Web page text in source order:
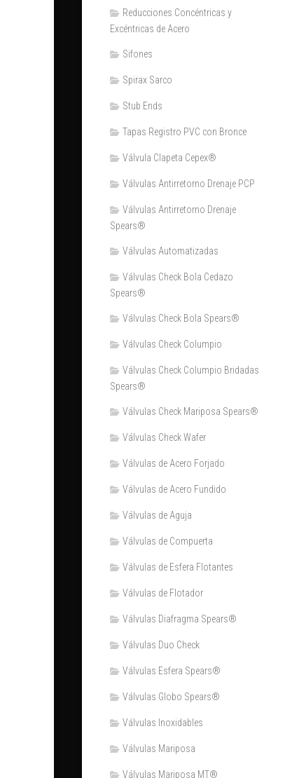
Reducciones Concéntricas y
Excéntricas de Acero
Sifones
Spirax Sarco
Stub Ends
Tapas Registro PVC con Bronce
Válvula Clapeta Cepex®
Válvulas Antirretorno Drenaje PCP
Válvulas Antirretorno Drenaje
Spears®
Válvulas Automatizadas
Válvulas Check Bola Cedazo
Spears®
Válvulas Check Bola Spears®
Válvulas Check Columpio
Válvulas Check Columpio Bridadas
Spears®
Válvulas Check Mariposa Spears®
Válvulas Check Wafer
Válvulas de Acero Forjado
Válvulas de Acero Fundido
Válvulas de Aguja
Válvulas de Compuerta
Válvulas de Esfera Flotantes
Válvulas de Flotador
Válvulas Diafragma Spears®️
Válvulas Duo Check
Válvulas Esfera Spears®
Válvulas Globo Spears®
Válvulas Inoxidables
Válvulas Mariposa
Válvulas Mariposa MT®